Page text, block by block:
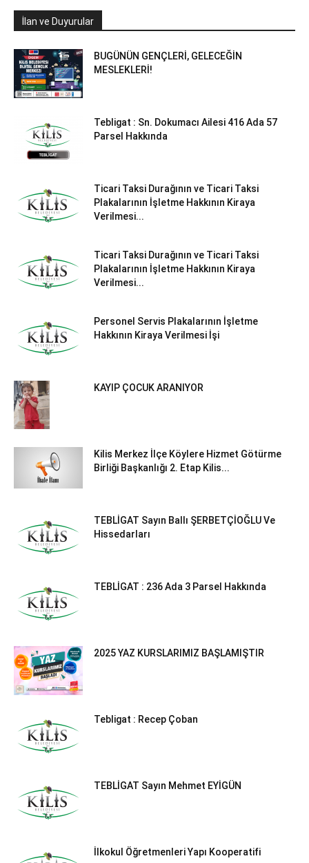
İlan ve Duyurular
BUGÜNÜN GENÇLERİ, GELECEĞİN
MESLEKLERİ!
Tebligat : Sn. Dokumacı Ailesi 416 Ada 57
Parsel Hakkında
Ticari Taksi Durağının ve Ticari Taksi
Plakalarının İşletme Hakkının Kiraya
Verilmesi...
Ticari Taksi Durağının ve Ticari Taksi
Plakalarının İşletme Hakkının Kiraya
Verilmesi...
Personel Servis Plakalarının İşletme
Hakkının Kiraya Verilmesi İşi
KAYIP ÇOCUK ARANIYOR
Kilis Merkez İlçe Köylere Hizmet Götürme
Birliği Başkanlığı 2. Etap Kilis...
TEBLİGAT Sayın Ballı ŞERBETÇİOĞLU Ve
Hissedarları
TEBLİGAT : 236 Ada 3 Parsel Hakkında
2025 YAZ KURSLARIMIZ BAŞLAMIŞTIR
Tebligat : Recep Çoban
TEBLİGAT Sayın Mehmet EYİGÜN
İlkokul Öğretmenleri Yapı Kooperatifi